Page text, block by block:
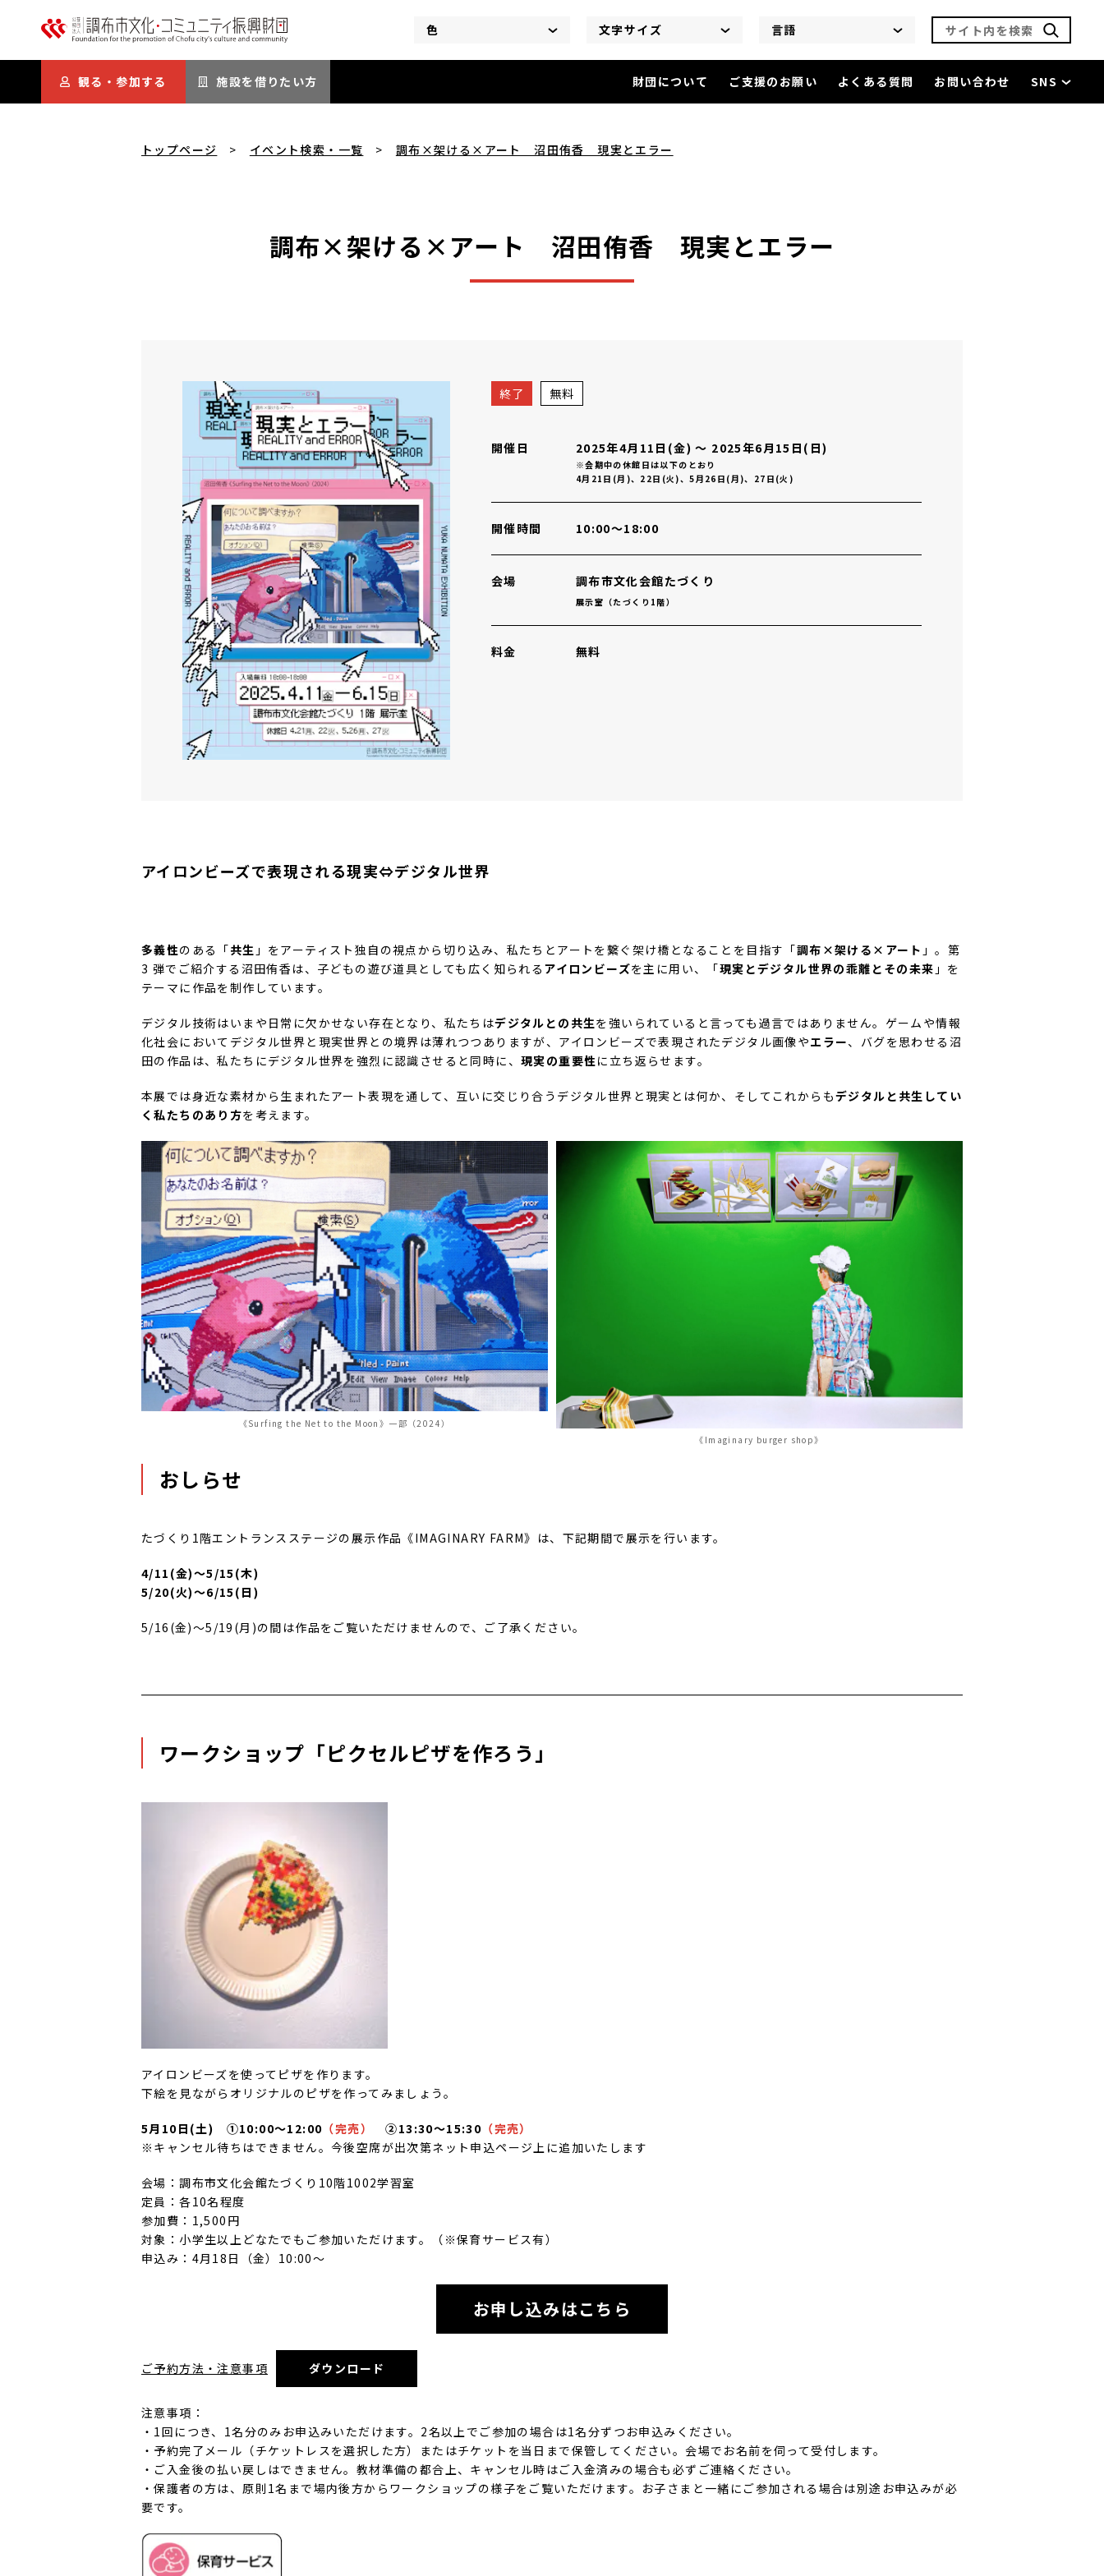
色
文字サイズ 言語 サイト内を検索
観る・参加する 施設を借りたい方 財団について ご支援のお願い よくある質問 お問い合わせ SNS
トップページ イベント検索・一覧 調布×架ける×アート 沼田侑香 現実とエラー
調布×架ける×アート 沼田侑香 現実とエラー
調布×架ける×アート 沼田侑香 現実とエラー 終了 無料
開催日 2025年4月11日(金) 〜 2025年6月15日(日)
※会期中の休館日は以下のとおり
4月21日(月)、22日(火)、5月26日(月)、27日(火)
開催時間 10:00～18:00
会場 調布市文化会館たづくり
展示室（たづくり1階）
料金 無料
アイロンビーズで表現される現実⇔デジタル世界
多義性のある「共生 」をアーティスト独自の視点から切り込み、私たちとアートを繋ぐ架け橋となることを目指す「調布×架ける×アート 」。第
3 弾でご紹介する沼田侑香は、子どもの遊び道具としても広く知られる アイロンビーズを主に用い、「現実とデジタル世界の乖離とその未来 」を
テーマに作品を制作しています。
デジタル技術はいまや日常に欠かせない存在となり、私たちはデジタルとの共生を強いられていると言っても過言ではありません。ゲームや情報
化社会においてデジタル世界と現実世界との境界は薄れつつありますが、アイロンビーズで表現されたデジタル画像やエラー、バグを思わせる沼
田の作品は、私たちにデジタル世界を強烈に認識させると同時に、 現実の重要性 に立ち返らせます。
本展では身近な素材から生まれたアート表現を通して、互いに交じり合うデジタル世界と現実とは何か、そしてこれからもデジタルと共生してい
く私たちのあり方を考えます。
《Surfing the Net to the Moon》一部（2024）
《Imaginary burger shop》
おしらせ
たづくり1階エントランスステージの展示作品《IMAGINARY FARM》は、下記期間で展示を行います。
4/11(金)～5/15(木)
5/20(火)～6/15(日)
5/16(金)～5/19(月)の間は作品をご覧いただけませんので、ご了承ください。
ワークショップ「ピクセルピザを作ろう」
アイロンビーズを使ってピザを作ります。
下絵を見ながらオリジナルのピザを作ってみましょう。
5月10日(土) ①10:00～12:00 （完売） ②13:30～15:30 （完売）
※キャンセル待ちはできません。今後空席が出次第ネット申込ページ上に追加いたします
会場：調布市文化会館たづくり10階1002学習室
定員：各10名程度
参加費：1,500円
対象：小学生以上どなたでもご参加いただけます。（※保育サービス有）
申込み：4月18日（金）10:00～
お申し込みはこちら
ご予約方法・注意事項 ダウンロード
注意事項：
・1回につき、1名分のみお申込みいただけます。2名以上でご参加の場合は1名分ずつお申込みください。
・予約完了メール（チケットレスを選択した方）またはチケットを当日まで保管してください。会場でお名前を伺って受付します。
・ご入金後の払い戻しはできません。教材準備の都合上、キャンセル時はご入金済みの場合も必ずご連絡ください。
・保護者の方は、原則1名まで場内後方からワークショップの様子をご覧いただけます。お子さまと一緒にご参加される場合は別途お申込みが必
要です。
調布×架ける×アート 沼田侑香 現実とエラー